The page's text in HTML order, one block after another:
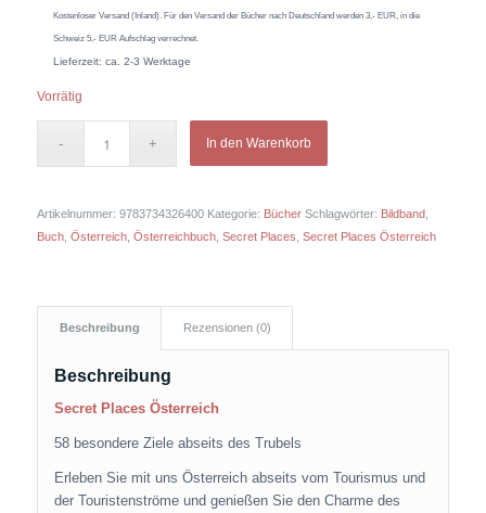
Kostenloser Versand (Inland). Für den Versand der Bücher nach Deutschland werden 3,- EUR, in die
Schweiz 5,- EUR Aufschlag verrechnet.
Lieferzeit: ca. 2-3 Werktage
Vorrätig
In den Warenkorb
Artikelnummer: 9783734326400 Kategorie: Bücher Schlagwörter: Bildband,
Buch, Österreich, Österreichbuch, Secret Places Secret Places Österreich
Beschreibung Rezensionen (0)
Beschreibung
Secret Places Österreich
58 besondere Ziele abseits des Trubels
Erleben Sie mit uns Österreich abseits vom Tourismus und
der Touristenströme und genießen Sie den Charme des